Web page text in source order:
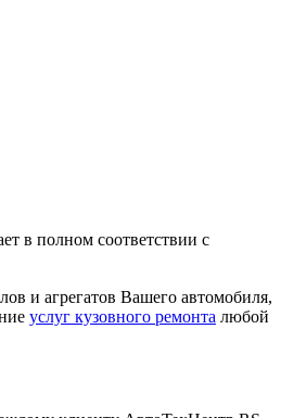
в полном соответствии с
и агрегатов Вашего автомобиля,
услуг кузовного ремонта любой